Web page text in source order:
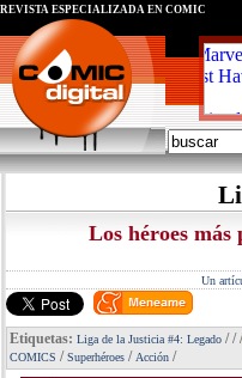
REVISTA ESPECIALIZADA EN CÓMIC
Los héroes más
Un
Etiquetas: Liga de la Justicia #4: Legado //
COMICS /Superhéroes / Acción /